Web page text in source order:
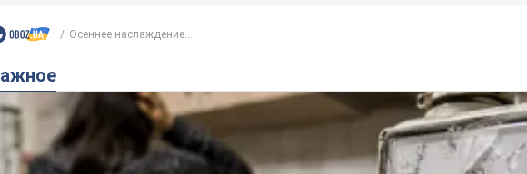
Осеннее наслаждение...
Важное